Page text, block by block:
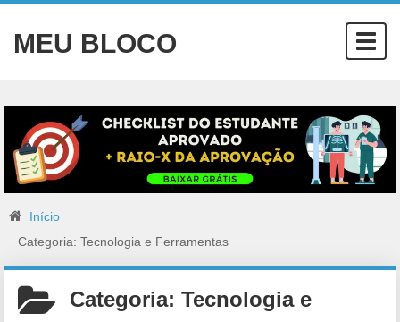
MEU BLOCO
Início
Categoria: Tecnologia e Ferramentas
Categoria: Tecnologia e